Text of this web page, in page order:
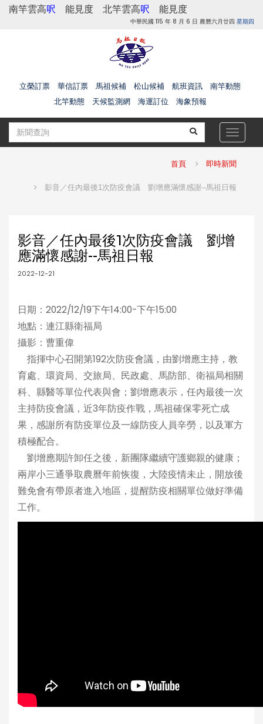
南竿雲高呎 能見度 北竿雲高呎 能見度
中華民國 115 年 8 月 6 日 農曆六月廿四 星期四
立榮訂票 華信訂票 馬祖候補 松山候補 航班資訊
南竿動態
北竿動態
天候監測網 海運訂位 海象預報
Toggle
首頁 即時新聞
影音／任內最後1次防疫會議 劉增應滿懷感謝--馬祖日報
影音／任內最後1次防疫會議 劉增
應滿懷感謝--馬祖日報
2022-12-21
日期：2022/12/19下午14:00-下午15:00
地點：連江縣衛福局
攝影：曹重偉
指揮中心召開第192次防疫會議，由劉增應主持，教
育處、環資局、交旅局、民政處、馬防部、衛福局相關
科、縣醫等單位代表與會；劉增應表示，任內最後一次
主持防疫會議，近3年防疫作戰，馬祖確保零死亡成
果，感謝所有防疫單位及一線防疫人員辛勞，以及軍方
積極配合。
劉增應期許卸任之後，新團隊繼續守護鄉親的健康；
兩岸小三通爭取農曆年前恢復，大陸疫情未止，開放後
難免會有帶原者進入地區，提醒防疫相關單位做好準備
工作。